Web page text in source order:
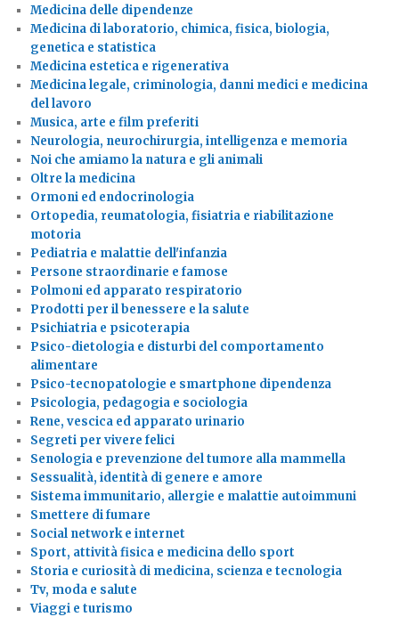
Medicina delle dipendenze
Medicina di laboratorio, chimica, fisica, biologia,
genetica e statistica
Medicina estetica e rigenerativa
Medicina legale, criminologia, danni medici e medicina
del lavoro
Musica, arte e film preferiti
Neurologia, neurochirurgia, intelligenza e memoria
Noi che amiamo la natura e gli animali
Oltre la medicina
Ormoni ed endocrinologia
Ortopedia, reumatologia, fisiatria e riabilitazione
motoria
Pediatria e malattie dell'infanzia
Persone straordinarie e famose
Polmoni ed apparato respiratorio
Prodotti per il benessere e la salute
Psichiatria e psicoterapia
Psico-dietologia e disturbi del comportamento
alimentare
Psico-tecnopatologie e smartphone dipendenza
Psicologia, pedagogia e sociologia
Rene, vescica ed apparato urinario
Segreti per vivere felici
Senologia e prevenzione del tumore alla mammella
Sessualità, identità di genere e amore
Sistema immunitario, allergie e malattie autoimmuni
Smettere di fumare
Social network e internet
Sport, attività fisica e medicina dello sport
Storia e curiosità di medicina, scienza e tecnologia
Tv, moda e salute
Viaggi e turismo